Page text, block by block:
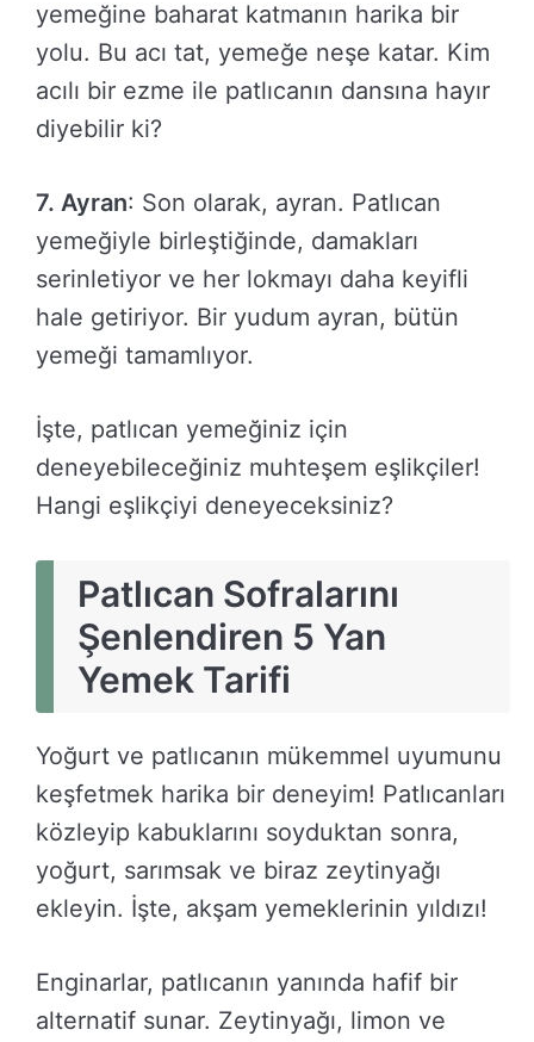
yemeğine baharat katmanın harika bir
yolu. Bu acı tat, yemeğe neşe katar. Kim
acılı bir ezme ile patlıcanın dansına hayır
diyebilir ki?
7. Ayran: Son olarak, ayran. Patlıcan
yemeğiyle birleştiğinde, damakları
serinletiyor ve her lokmayı daha keyifli
hale getiriyor. Bir yudum ayran, bütün
yemeği tamamlıyor.
İşte, patlıcan yemeğiniz için
deneyebileceğiniz muhteşem eşlikçiler!
Hangi eşlikçiyi deneyeceksiniz?
Patlıcan Sofralarını
Şenlendiren 5 Yan
Yemek Tarifi
Yoğurt ve patlıcanın mükemmel uyumunu
keşfetmek harika bir deneyim! Patlıcanları
közleyip kabuklarını soyduktan sonra,
yoğurt, sarımsak ve biraz zeytinyağı
ekleyin. İşte, akşam yemeklerinin yıldızı!
Enginarlar, patlıcanın yanında hafif bir
alternatif sunar. Zeytinyağı, limon ve